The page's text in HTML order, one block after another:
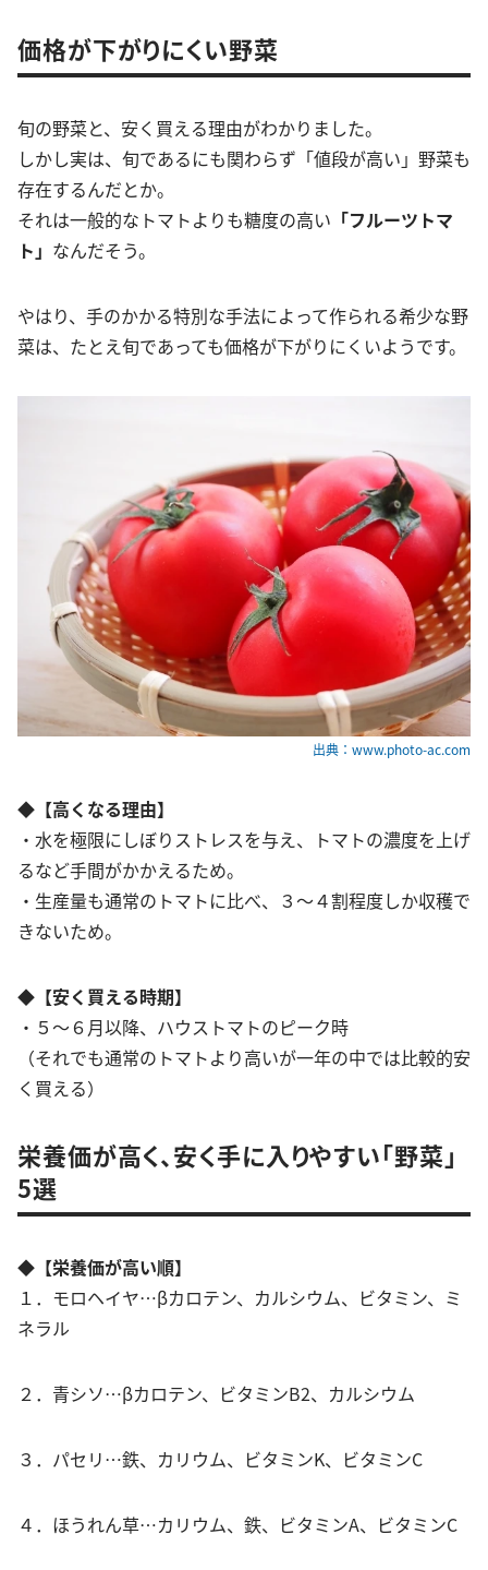
価格が下がりにくい野菜
旬の野菜と、安く買える理由がわかりました。
しかし実は、旬であるにも関わらず「値段が高い」野菜も
存在するんだとか。
それは一般的なトマトよりも糖度の高い 「フルーツトマ
ト」 なんだそう。
やはり、手のかかる特別な手法によって作られる希少な野
菜は、たとえ旬であっても価格が下がりにくいようです。
出典：www.photo-ac.com
◆【高くなる理由】
・水を極限にしぼりストレスを与え、トマトの濃度を上げ
るなど手間がかかえるため。
・生産量も通常のトマトに比べ、３～４割程度しか収穫で
きないため。
◆【安く買える時期】
・５～６月以降、ハウストマトのピーク時
（それでも通常のトマトより高いが一年の中では比較的安
く買える）
栄養価が高く、安く手に入りやすい「野菜」
5選
◆【栄養価が高い順】
１．モロヘイヤ…βカロテン、カルシウム、ビタミン、ミ
ネラル
２．青シソ…βカロテン、ビタミンB2、カルシウム
３．パセリ…鉄、カリウム、ビタミンK、ビタミンC
４．ほうれん草…カリウム、鉄、ビタミンA、ビタミンC